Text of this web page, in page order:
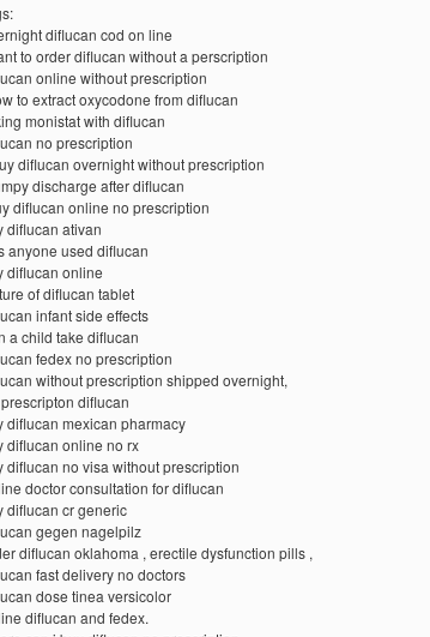
diflucan cod on line
to order diflucan without a perscription
online without prescription
to extract oxycodone from diflucan
monistat with diflucan
no prescription
diflucan overnight without prescription
discharge after diflucan
diflucan online no prescription
diflucan ativan
anyone used diflucan
diflucan online
of diflucan tablet
infant side effects
a child take diflucan
fedex no prescription
without prescription shipped overnight,
diflucan
diflucan mexican pharmacy
diflucan online no rx
diflucan no visa without prescription
doctor consultation for diflucan
diflucan cr generic
gegen nagelpilz
diflucan oklahoma , erectile dysfunction pills ,
fast delivery no doctors
dose tinea versicolor
diflucan and fedex.